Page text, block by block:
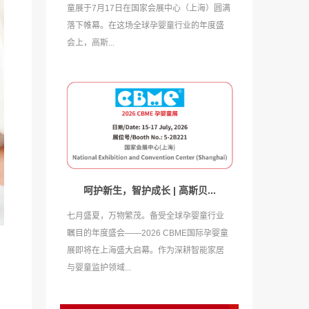
童展于7月17日在国家会展中心（上海）圆满
落下帷幕。在这场全球孕婴童行业的年度盛
会上，高斯...
呵护新生，智护成长 | 高斯贝...
七月盛夏，万物繁茂。备受全球孕婴童行业
瞩目的年度盛会——2026 CBME国际孕婴童
展即将在上海盛大启幕。作为深耕智能家居
与婴童监护领域...